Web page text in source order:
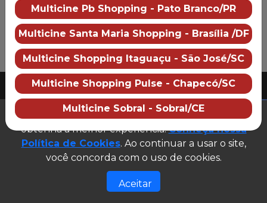
2026 Multicine cinemas
CNPJ: 07.609.246/0007-08
Desenvolvido e gerenciado por
Site público v1.0.0
Multicine Pb Shopping - Pato Branco/PR
Multicine Santa Maria Shopping - Brasília /DF
Multicine Shopping Itaguaçu - São José/SC
Multicine Shopping Pulse - Chapecó/SC
Multicine Sobral - Sobral/CE
Este site utiliza cookies para garantir que você
obtenha a melhor experiência.Conheça nossa
Política de Cookies. Ao continuar a usar o site,
você concorda com o uso de cookies.
Aceitar